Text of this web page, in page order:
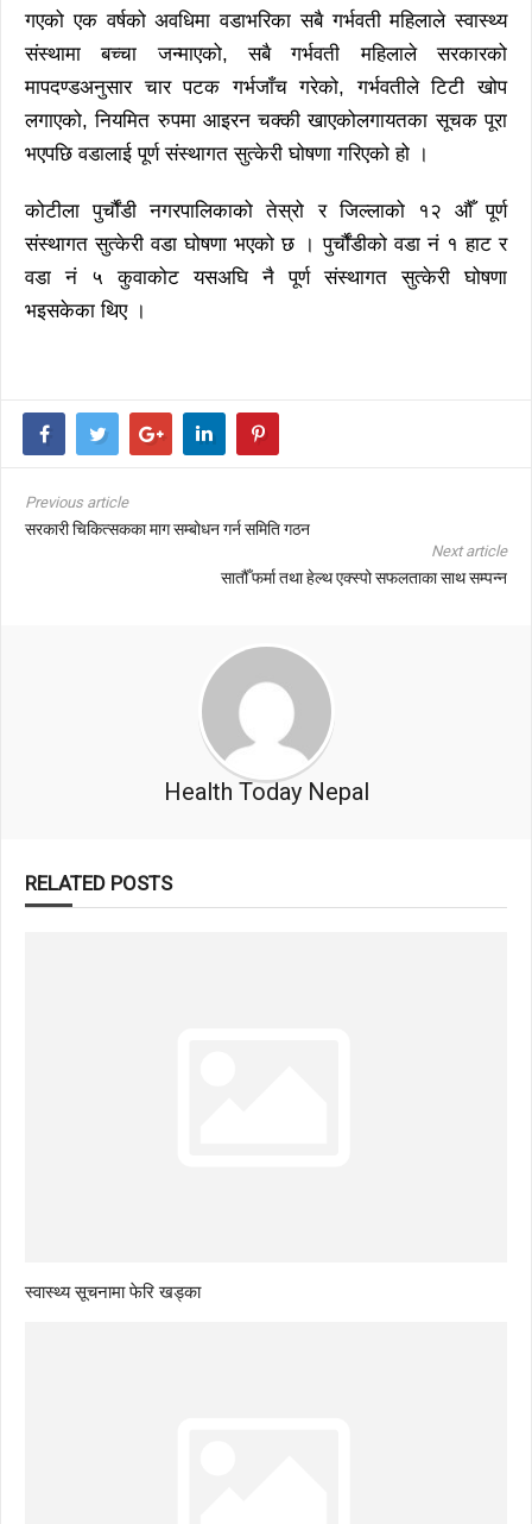
गएको एक वर्षको अवधिमा वडाभरिका सबै गर्भवती महिलाले स्वास्थ्य
संस्थामा बच्चा जन्माएको, सबै गर्भवती महिलाले सरकारको
मापदण्डअनुसार चार पटक गर्भजाँच गरेको, गर्भवतीले टिटी खोप
लगाएको, नियमित रुपमा आइरन चक्की खाएकोलगायतका सूचक पूरा
भएपछि वडालाई पूर्ण संस्थागत सुत्केरी घोषणा गरिएको हो ।
कोटीला पुर्चौंडी नगरपालिकाको तेस्रो र जिल्लाको १२ औँ पूर्ण
संस्थागत सुत्केरी वडा घोषणा भएको छ । पुर्चौंडीको वडा नं १ हाट र
वडा नं ५ कुवाकोट यसअघि नै पूर्ण संस्थागत सुत्केरी घोषणा
भइसकेका थिए ।
Previous article
सरकारी चिकित्सकका माग सम्बोधन गर्न समिति गठन
Next article
सातौँ फर्मा तथा हेल्थ एक्स्पो सफलताका साथ सम्पन्न
Health Today Nepal
RELATED POSTS
स्वास्थ्य सूचनामा फेरि खड्का